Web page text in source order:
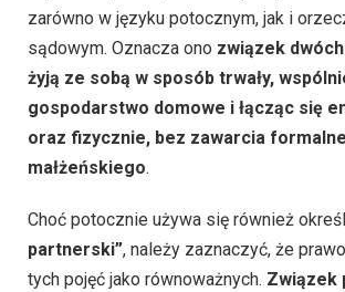
zarówno w języku potocznym, jak i
sądowym. Oznacza ono związek
żyją ze sobą w sposób trwały,
gospodarstwo domowe i łącząc się
oraz fizycznie, bez zawarcia
małżeńskiego.
Choć potocznie używa się również
partnerski”, należy zaznaczyć, że
tych pojęć jako równoważnych. Związek